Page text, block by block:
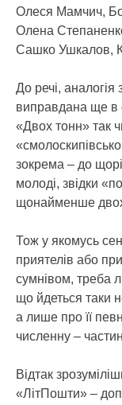
Олеся Мамчич,
Олена
Сашко Ушкалов,
До речі,
виправдана ще в
«Двох тонн» так
зокрема – до
молоді, звідки
щонайменше
Тож у якомусь
приятелів або
сумнівом, треба
що йдеться таки
а лише про її
численну –
Відтак
«ЛітПошти» –